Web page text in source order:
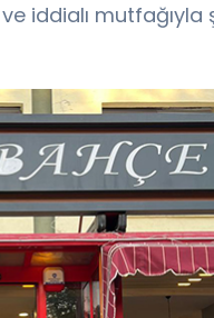
iddialı mutfağıyla